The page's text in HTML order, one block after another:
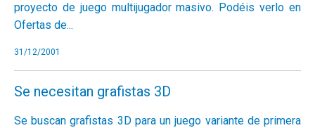
proyecto de juego multijugador masivo. Podéis verlo en
Ofertas de...
31/12/2001
Se necesitan grafistas 3D
Se buscan grafistas 3D para un juego variante de primera